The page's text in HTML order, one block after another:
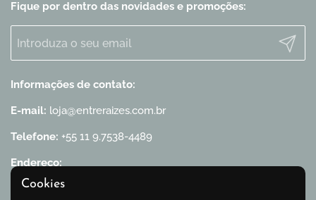
Fique por dentro das novidades e promoções:
Enviar
Informações de contato:
E-mail: loja@entreraizes.com.br
Telefone: +55 11 9.7538-4489
Endereço:
Praça General Craveiro Lopes, 19 - Sobreloja, Bela Vista
CEP: 01319-070
Cookies